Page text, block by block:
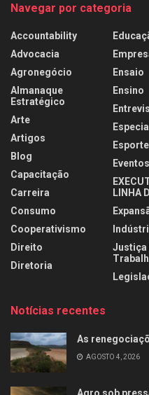
Navegar por categoria
Accountability
Advocacia
Agronegócio
Almanaque
Estratégico
Arte
Artigos
Blog
Capacitação
Carreira
Consumo
Cooperativismo
Direito
Diretoria
Ensaio
Ensino
Especial
Esporte
Eventos
LINHA
Justiça
Notícias recentes
As
AGOSTO 4, 2026